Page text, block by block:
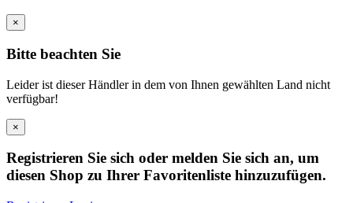
×
Bitte beachten Sie
Leider ist dieser Händler in dem von Ihnen gewählten Land nicht
verfügbar!
×
Registrieren Sie sich oder melden Sie sich an, um
diesen Shop zu Ihrer Favoritenliste hinzuzufügen.